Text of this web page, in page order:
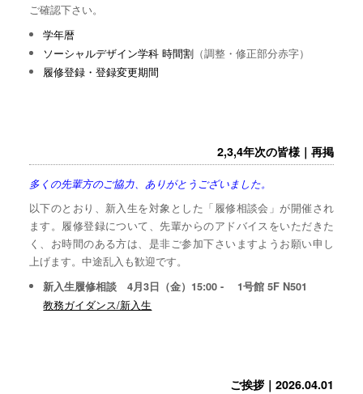
ご確認下さい。
学年暦
ソーシャルデザイン学科 時間割 （調整・修正部分赤字）
履修登録・登録変更期間
2,3,4年次の皆様｜再掲
多くの先輩方のご協力、ありがとうございました。
以下のとおり、新入生を対象とした「履修相談会」が開催され
ます。履修登録について、先輩からのアドバイスをいただきた
く、お時間のある方は、是非ご参加下さいますようお願い申し
上げます。中途乱入も歓迎です。
新入生履修相談 4月3日（金）15:00 - 1号館 5F N501
教務ガイダンス/新入生
ご挨拶｜2026.04.01